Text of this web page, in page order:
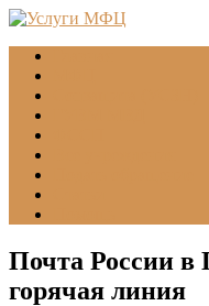
Почта России в
горячая линия